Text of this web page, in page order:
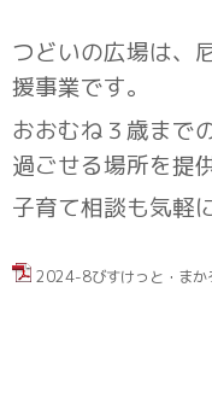
つどいの広場は、
援事業です。
おおむね３歳まで
過ごせる場所を提
子育て相談も気軽
2024-8びすけっと・まか